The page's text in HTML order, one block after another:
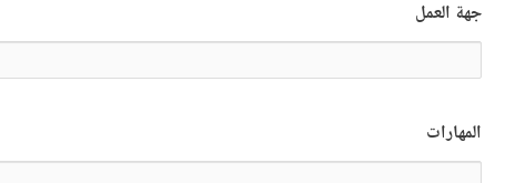
جهة العمل
المهارات